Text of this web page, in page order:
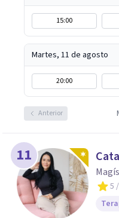
15:00
Martes, 11 de agosto
20:00
Anterior
11
5